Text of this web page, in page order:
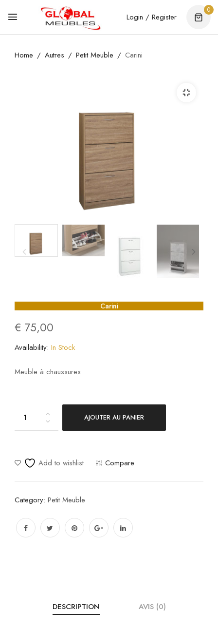
Login / Register
0
Home Autres Petit Meuble Carini
Carini
€ 75,00
Availability: In Stock
Meuble à chaussures
Carini
quantity
AJOUTER AU PANIER
Add to wishlist Compare
Category: Petit Meuble
DESCRIPTION AVIS (0)